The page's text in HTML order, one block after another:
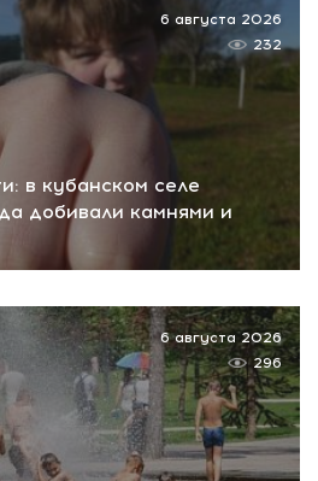
в кубанском селе
добивали камнями и
6 августа 2026
232
6 августа 2026
296